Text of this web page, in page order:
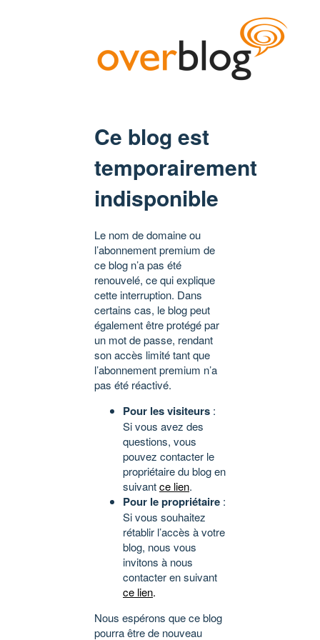
Ce blog est
temporairement
indisponible
Le nom de domaine ou
l’abonnement premium de
ce blog n’a pas été
renouvelé, ce qui explique
cette interruption. Dans
certains cas, le blog peut
également être protégé par
un mot de passe, rendant
son accès limité tant que
l’abonnement premium n’a
pas été réactivé.
Pour les visiteurs :
Si vous avez des
questions, vous
pouvez contacter le
propriétaire du blog en
suivantce lien.
Pour le propriétaire :
Si vous souhaitez
rétablir l’accès à votre
blog, nous vous
invitons à nous
contacter en suivant
ce lien.
Nous espérons que ce blog
pourra être de nouveau